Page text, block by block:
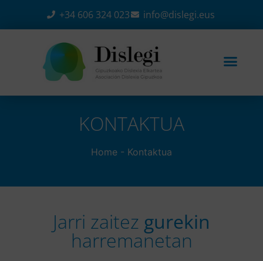
+34 606 324 023 info@dislegi.eus
KONTAKTUA
Home - Kontaktua
Jarri zaitez gurekin
harremanetan